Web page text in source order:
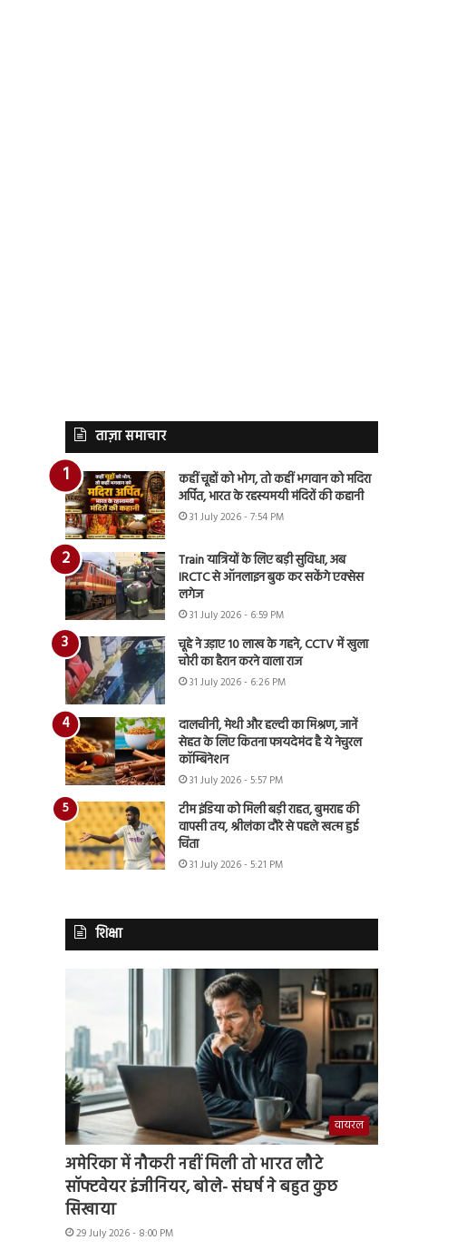
ताज़ा समाचार
कहीं चूहों को भोग, तो कहीं भगवान को मदिरा
अर्पित, भारत के रहस्यमयी मंदिरों की कहानी
31 July 2026 - 7:54 PM
Train यात्रियों के लिए बड़ी सुविधा, अब
IRCTC से ऑनलाइन बुक कर सकेंगे एक्सेस
लगेज
31 July 2026 - 6:59 PM
चूहे ने उड़ाए 10 लाख के गहने, CCTV में खुला
चोरी का हैरान करने वाला राज
31 July 2026 - 6:26 PM
दालचीनी, मेथी और हल्दी का मिश्रण, जानें
सेहत के लिए कितना फायदेमंद है ये नेचुरल
कॉम्बिनेशन
31 July 2026 - 5:57 PM
टीम इंडिया को मिली बड़ी राहत, बुमराह की
वापसी तय, श्रीलंका दौरे से पहले खत्म हुई
चिंता
31 July 2026 - 5:21 PM
शिक्षा
वायरल
अमेरिका में नौकरी नहीं मिली तो भारत लौटे
सॉफ्टवेयर इंजीनियर, बोले- संघर्ष ने बहुत कुछ
सिखाया
29 July 2026 - 8:00 PM